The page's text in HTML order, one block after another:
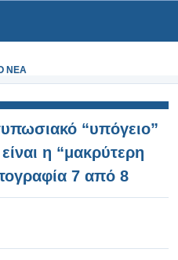
NEA
“υπόγειο”
η “μακρύτερη
7 από 8